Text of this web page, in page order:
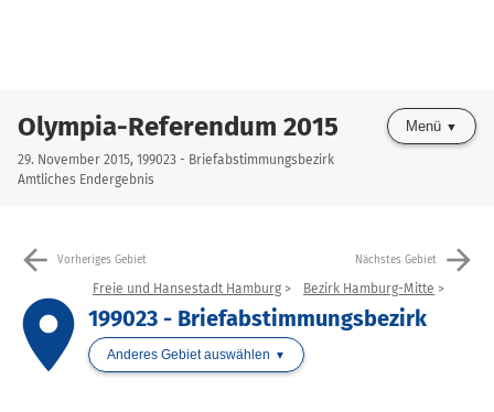
Olympia-Referendum 2015
29. November 2015, 199023 - Briefabstimmungsbezirk
Amtliches Endergebnis
Menü
arrow_back Vorheriges Gebiet Nächstes Gebiet arrow_forward
place
Freie und Hansestadt Hamburg Bezirk Hamburg-Mitte
199023 - Briefabstimmungsbezirk
Anderes Gebiet auswählen